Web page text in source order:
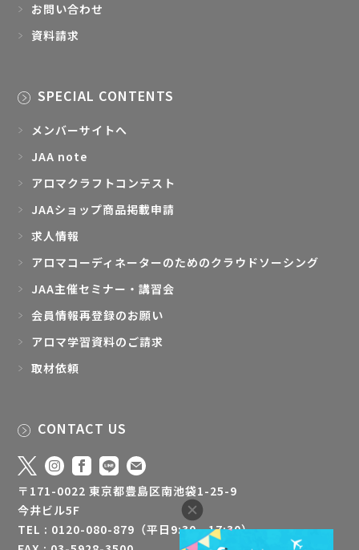
お問い合わせ
資料請求
SPECIAL CONTENTS
メンバーサイトへ
JAA note
アロマクラフトコンテスト
JAAショップ商品掲載申請
求人情報
アロマコーディネーターのためのクラウドソーシング
JAA主催セミナー・講習会
会員情報再登録のお願い
アロマ学習資料のご請求
取材依頼
CONTACT US
〒171-0022 東京都豊島区南池袋1-25-9
今井ビル5F
TEL : 0120-080-879（平日9:30 - 17:30）